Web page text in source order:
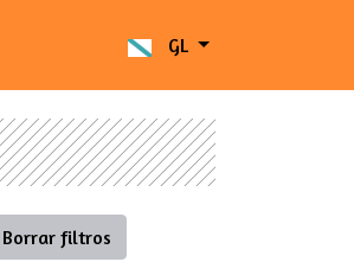
GL
Borrar filtros